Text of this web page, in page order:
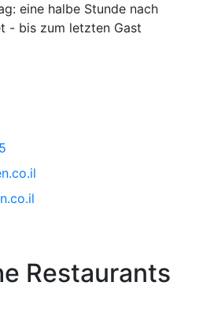
eine halbe Stunde nach
- bis zum letzten Gast
Restaurants